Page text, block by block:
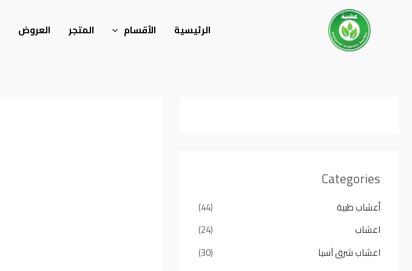
الرئيسية الأقسام المتجر العروض
Categories
أعشاب طبية
(44)
اعشاب
(24)
اعشاب شرق آسيا
(30)